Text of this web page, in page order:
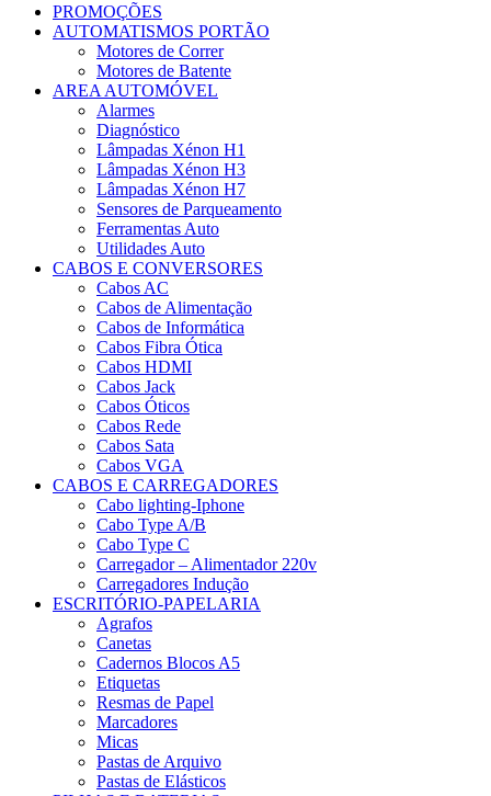
PROMOÇÕES
AUTOMATISMOS PORTÃO
Motores de Correr
Motores de Batente
AREA AUTOMÓVEL
Alarmes
Diagnóstico
Lâmpadas Xénon H1
Lâmpadas Xénon H3
Lâmpadas Xénon H7
Sensores de Parqueamento
Ferramentas Auto
Utilidades Auto
CABOS E CONVERSORES
Cabos AC
Cabos de Alimentação
Cabos de Informática
Cabos Fibra Ótica
Cabos HDMI
Cabos Jack
Cabos Óticos
Cabos Rede
Cabos Sata
Cabos VGA
CABOS E CARREGADORES
Cabo lighting-Iphone
Cabo Type A/B
Cabo Type C
Carregador – Alimentador 220v
Carregadores Indução
ESCRITÓRIO-PAPELARIA
Agrafos
Canetas
Cadernos Blocos A5
Etiquetas
Resmas de Papel
Marcadores
Micas
Pastas de Arquivo
Pastas de Elásticos